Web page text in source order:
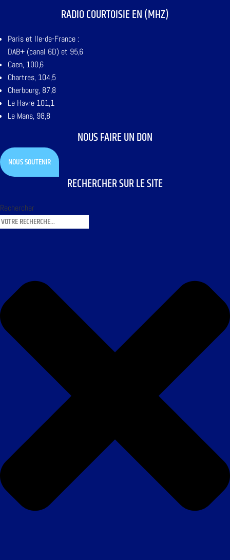
RADIO COURTOISIE EN (MHZ)
Paris et Ile-de-France :
DAB+ (canal 6D) et 95,6
Caen, 100,6
Chartres, 104,5
Cherbourg, 87,8
Le Havre 101,1
Le Mans, 98,8
NOUS FAIRE UN DON
NOUS SOUTENIR
RECHERCHER SUR LE SITE
Rechercher